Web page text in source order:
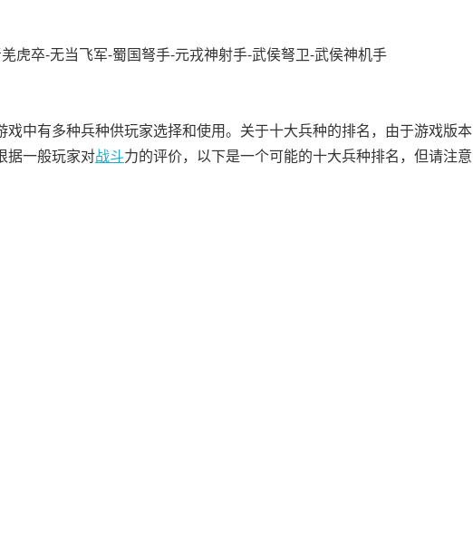
虎卒-无当飞军-蜀国弩手-元戎神射手-武侯弩卫-武侯神机手
戏中有多种兵种供玩家选择和使用。关于十大兵种的排名，由于游戏版本
据一般玩家对战斗力的评价，以下是一个可能的十大兵种排名，但请注意